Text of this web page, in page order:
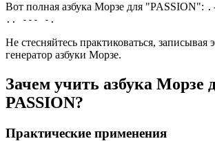
Вот полная азбука Морзе для "PASSION":
.. --- -.
Не стесняйтесь практиковаться, записывая
генератор азбуки Морзе.
Зачем учить азбука Морзе
PASSION?
Практические применения